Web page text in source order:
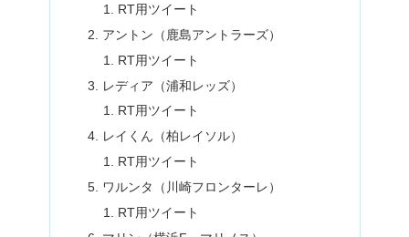
RT用ツイート
アントン（鹿島アントラーズ）
RT用ツイート
レディア（浦和レッズ）
RT用ツイート
レイくん（柏レイソル）
RT用ツイート
ワルンタ（川崎フロンターレ）
RT用ツイート